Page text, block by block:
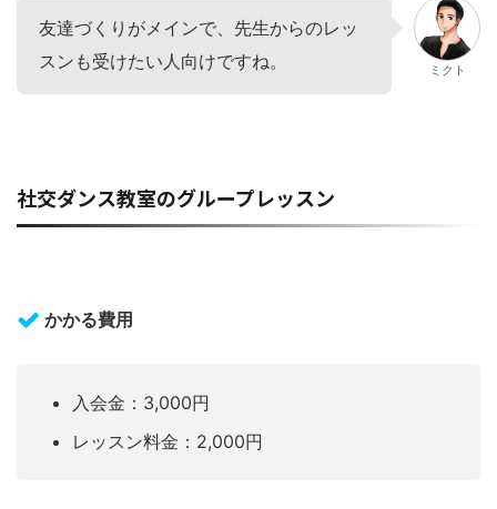
友達づくりがメインで、先生からのレッ
スンも受けたい人向けですね。
ミクト
社交ダンス教室のグループレッスン
かかる費用
入会金：3,000円
レッスン料金：2,000円